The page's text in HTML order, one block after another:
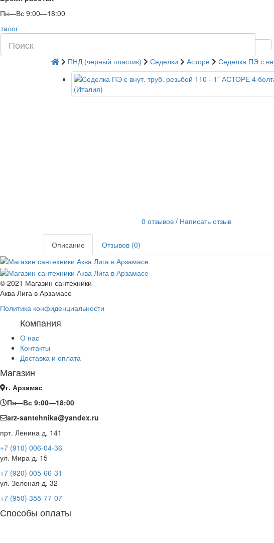
Пн—Вс 9:00—18:00
ПНД (черный пластик) Седелки Асторе Седелка ПЭ с
0 отзывов / Написать отзыв
Описание Отзывов (0)
© 2021 Магазин сантехники
Аква Лига в Арзамасе
Политика конфиденциальности
Компания
О нас
Контакты
Доставка и оплата
Магазин
г. Арзамас
Пн—Вс 9:00—18:00
arz-santehnika@yandex.ru
прт. Ленина д. 141
+7 (910) 006-04-36
ул. Мира д. 15
+7 (920) 005-66-31
ул. Зеленая д. 32
+7 (950) 355-77-07
Способы оплаты